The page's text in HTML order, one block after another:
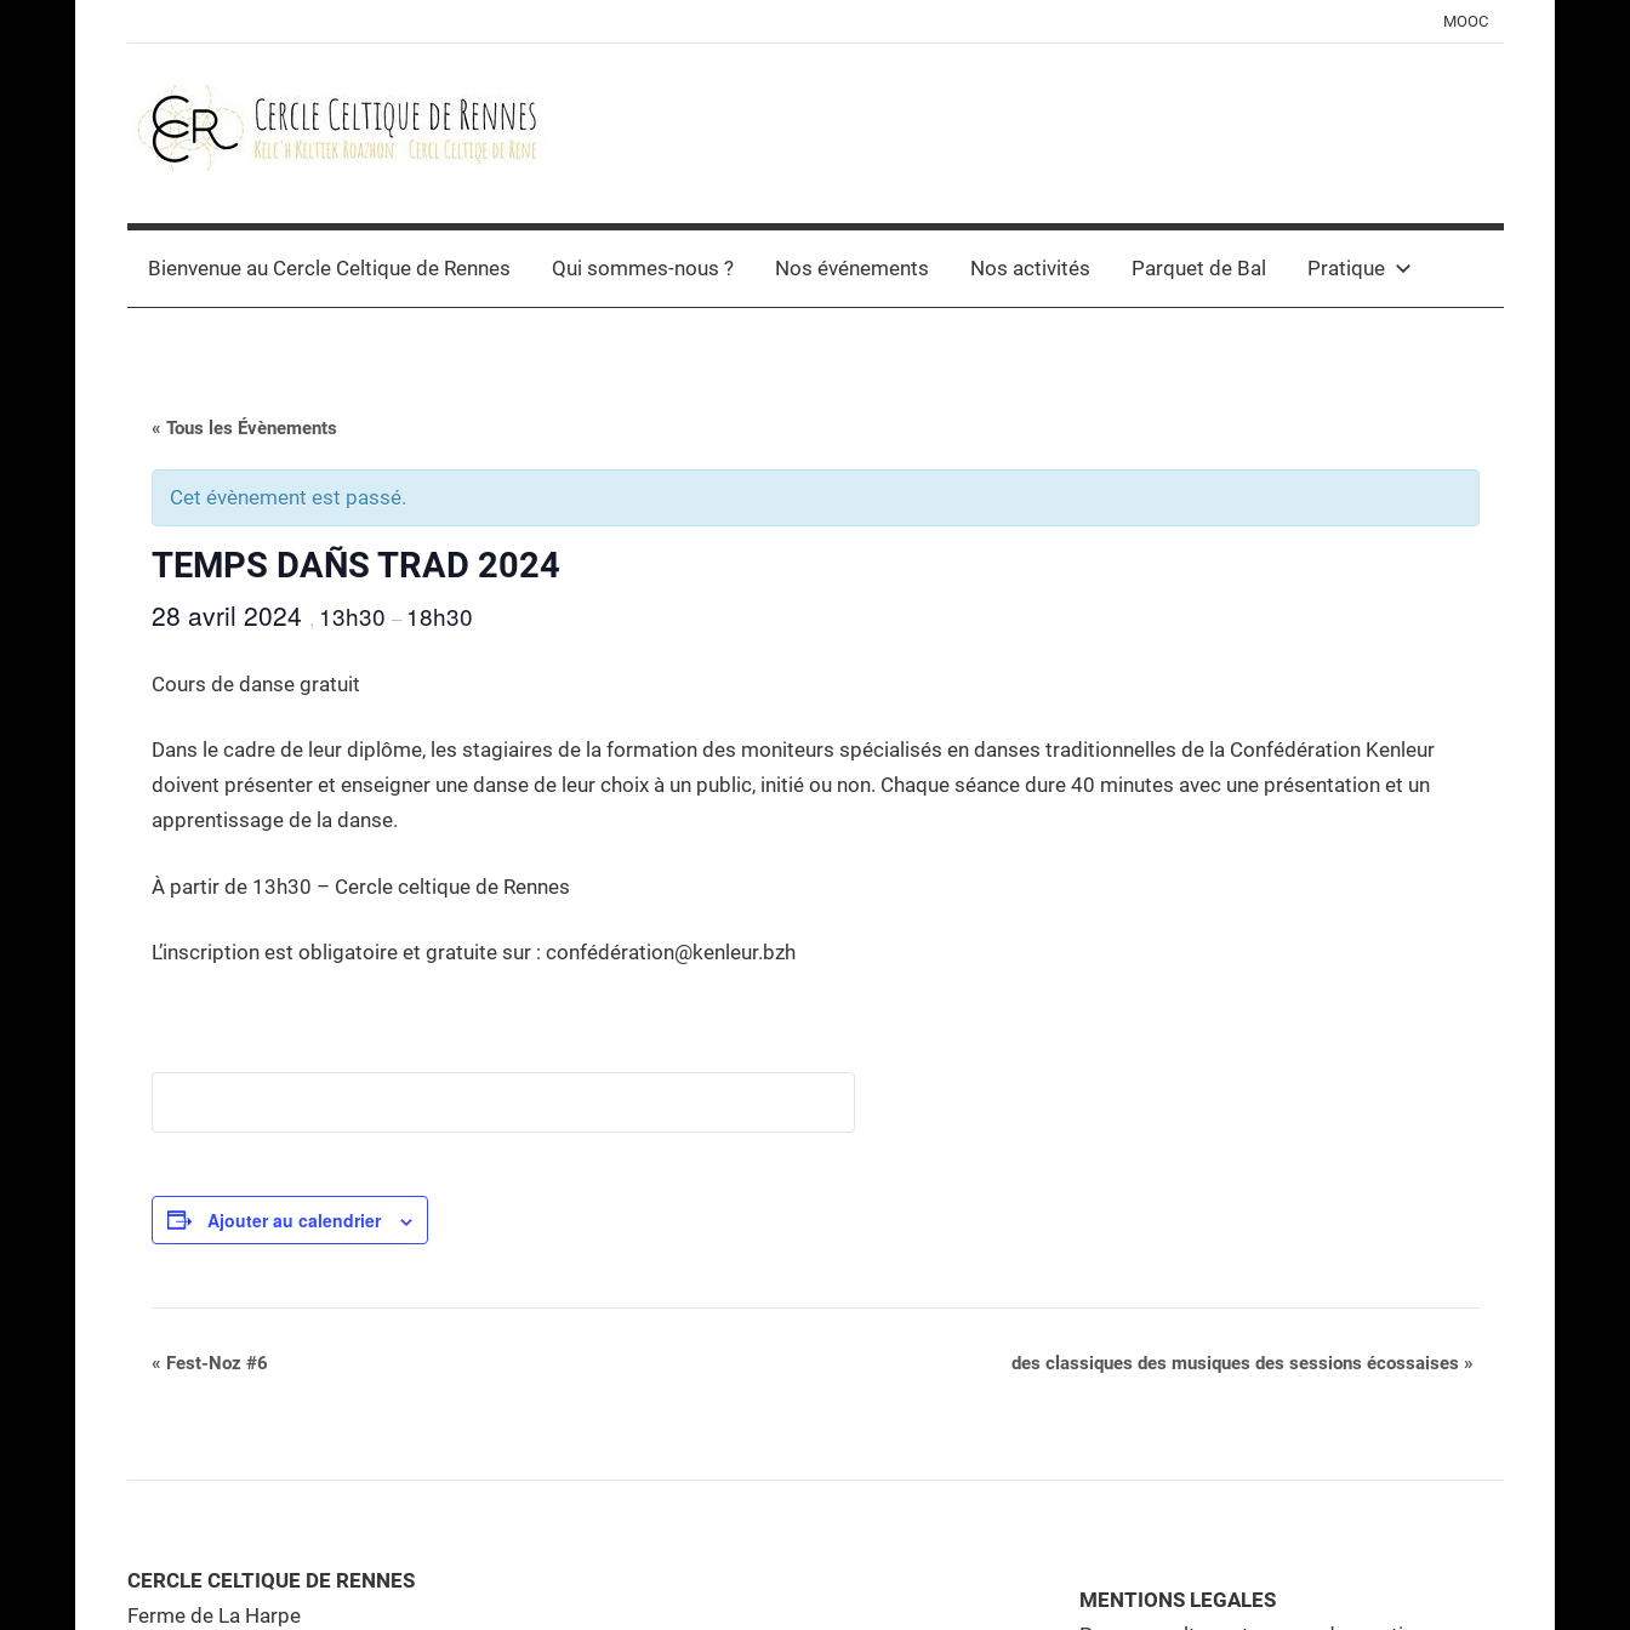
MOOC
Cercle
celtique
Rennes
Bienvenue au Cercle Celtique de Rennes Qui sommes-nous ? Nos événements Nos activités Parquet de Bal Pratique
« Tous les Évènements
Cet évènement est passé.
TEMPS DAÑS TRAD 2024
28 avril 2024 , 13h30 – 18h30
Cours de danse gratuit
Dans le cadre de leur diplôme, les stagiaires de la formation des moniteurs spécialisés en danses traditionnelles de la Confédération Kenleur
doivent présenter et enseigner une danse de leur choix à un public, initié ou non. Chaque séance dure 40 minutes avec une présentation et un
apprentissage de la danse.
À partir de 13h30 – Cercle celtique de Rennes
L’inscription est obligatoire et gratuite sur : confédération@kenleur.bzh
Ajouter au calendrier
Navigation
« Fest-Noz #6 des classiques des musiques des sessions écossaises »
CERCLE CELTIQUE DE RENNES
Ferme de La Harpe
MENTIONS LEGALES